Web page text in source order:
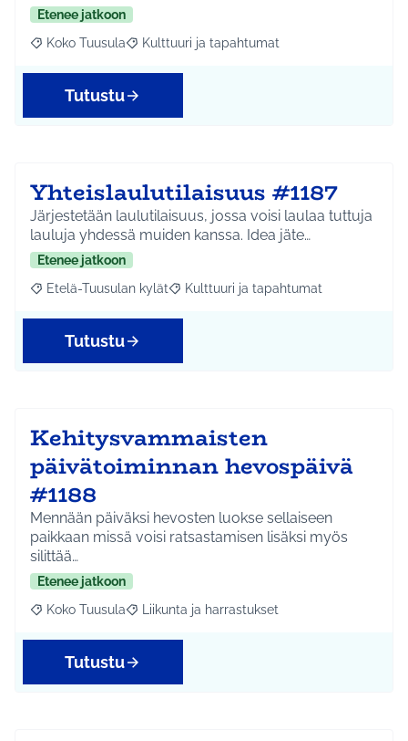
Etenee jatkoon
Rajaa tulokset aihepiirin mukaan: Koko Tuusula
Koko Tuusula Rajaa tulokset teeman mukaan: Kulttuuri ja
Kulttuuri ja tapahtumat
Tutustu
Yhteislaulutilaisuus #1187
Järjestetään laulutilaisuus, jossa voisi laulaa tuttuja
lauluja yhdessä muiden kanssa. Idea jäte…
Etenee jatkoon
Rajaa tulokset aihepiirin mukaan: Etelä-Tuusulan kylät
Etelä-Tuusulan kylät Rajaa tulokset teeman mukaan:
Kulttuuri ja tapahtumat
Tutustu
Kehitysvammaisten
päivätoiminnan hevospäivä
#1188
Mennään päiväksi hevosten luokse sellaiseen
paikkaan missä voisi ratsastamisen lisäksi myös
silittää…
Etenee jatkoon
Rajaa tulokset aihepiirin mukaan: Koko Tuusula
Koko Tuusula Rajaa tulokset teeman mukaan: Liikunta ja
Liikunta ja harrastukset
Tutustu